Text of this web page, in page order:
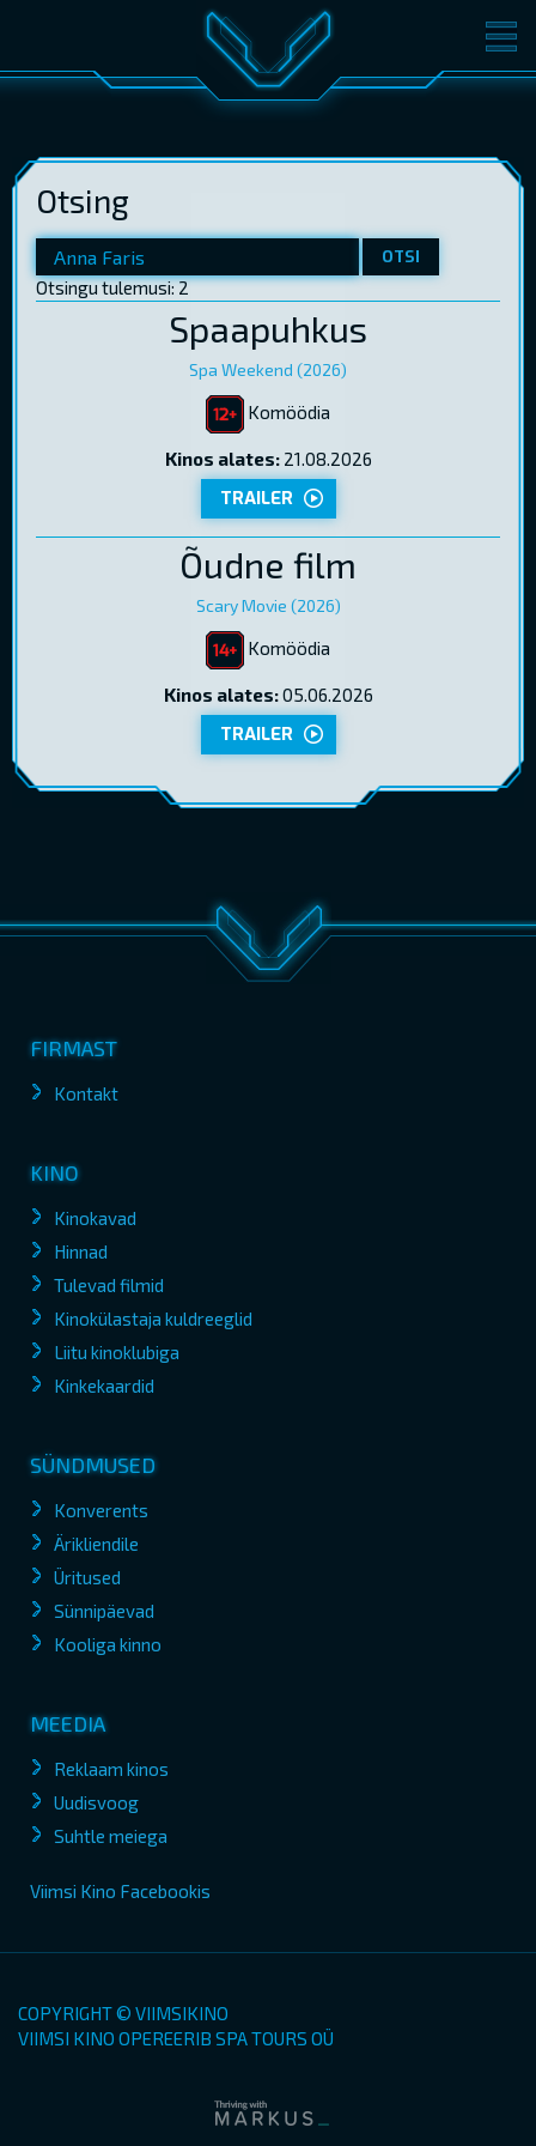
FILMID PILETID
KONVERENTS
KINKEKAARDID
Otsing
OTSI
Otsingu tulemusi: 2
Spaapuhkus
Spa Weekend (2026)
Komöödia
Kinos alates:21.08.2026
TRAILER
Õudne film
Scary Movie (2026)
Komöödia
Kinos alates:05.06.2026
TRAILER
FIRMAST
Kontakt
KINO
Kinokavad
Hinnad
Tulevad filmid
Kinokülastaja kuldreeglid
Liitu kinoklubiga
Kinkekaardid
SÜNDMUSED
Konverents
Ärikliendile
Üritused
Sünnipäevad
Kooliga kinno
MEEDIA
Reklaam kinos
Uudisvoog
Suhtle meiega
Viimsi Kino Facebookis
COPYRIGHT © VIIMSIKINO
VIIMSI KINO OPEREERIB SPA TOURS OÜ